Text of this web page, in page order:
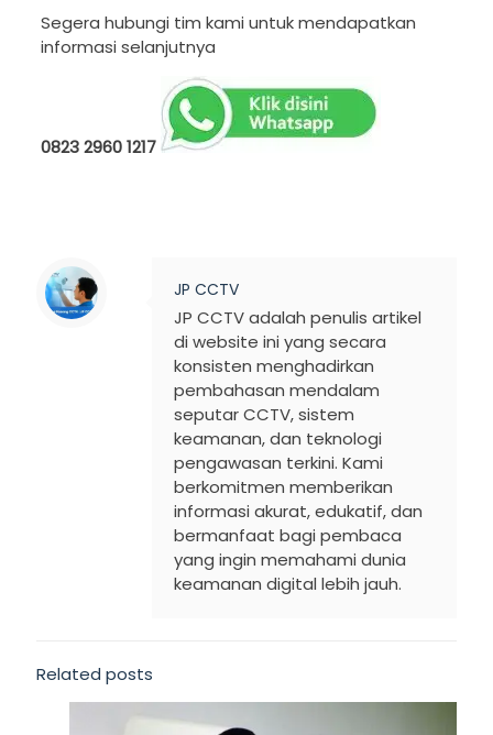
Segera hubungi tim kami untuk mendapatkan
informasi selanjutnya
0823 2960 1217
JP CCTV
JP CCTV adalah penulis artikel
di website ini yang secara
konsisten menghadirkan
pembahasan mendalam
seputar CCTV, sistem
keamanan, dan teknologi
pengawasan terkini. Kami
berkomitmen memberikan
informasi akurat, edukatif, dan
bermanfaat bagi pembaca
yang ingin memahami dunia
keamanan digital lebih jauh.
Related posts